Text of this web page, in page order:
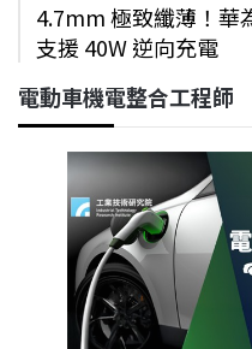
4.7mm 極致纖薄！華
支援 40W 逆向充電
電動車機電整合工程師